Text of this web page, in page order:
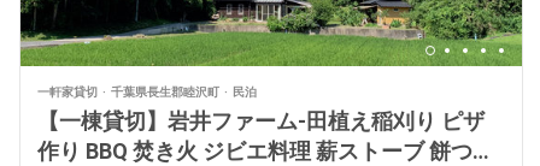
一軒家貸切 千葉県長生郡睦沢町 民泊
【一棟貸切】岩井ファーム-田植え稲刈り ピザ
作り BBQ 焚き火 ジビエ料理 薪ストーブ 餅つき